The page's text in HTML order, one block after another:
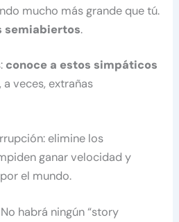
mucho más grande que tú.
semiabiertos.
conoce a estos simpáticos
a veces, extrañas
elimine los
ganar velocidad y
el mundo.
habrá ningún “story